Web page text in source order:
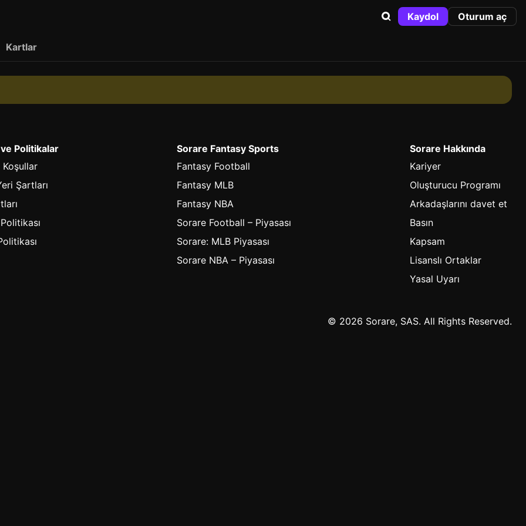
Kaydol Oturum aç
Kartlar
Politikalar
Şartları
Sorare Fantasy Sports
Fantasy Football
Fantasy MLB
Fantasy NBA
Sorare Football – Piyasası
Sorare: MLB Piyasası
Sorare NBA – Piyasası
Sorare Hakkında
Kariyer
Oluşturucu Programı
Arkadaşlarını davet et
Basın
Kapsam
Lisanslı Ortaklar
Yasal Uyarı
© 2026 Sorare, SAS. All Rights Reserved.